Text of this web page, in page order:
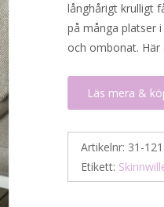
långhårigt krulligt
på många platser
och ombonat. Här
Läs mera &
Artikelnr: 31-
Etikett: